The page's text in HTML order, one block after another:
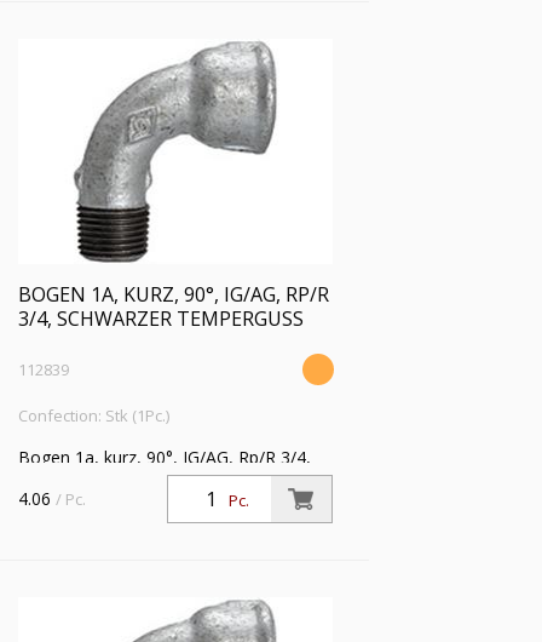
BOGEN 1A, KURZ, 90°, IG/AG, RP/R
3/4, SCHWARZER TEMPERGUSS
112839
Confection: Stk (1Pc.)
Bogen 1a, kurz, 90°, IG/AG, Rp/R 3/4,
Betriebstemperatur -20 °C bis 300 °C,
schwarzer Temperguss, feuerverzinkt,
Pc.
4.06 / Pc.